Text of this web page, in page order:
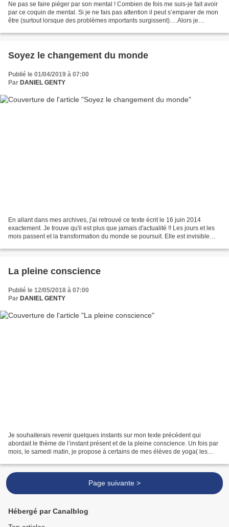
Ne pas se faire piéger par son mental ! Combien de fois me suis-je fait avoir
par ce coquin de mental. Si je ne fais pas attention il peut s’emparer de mon
être (surtout lorsque des problèmes importants surgissent)….Alors je
Soyez le changement du monde
Publié le 01/04/2019 à 07:00
Par DANIEL GENTY
En allant dans mes archives, j'ai retrouvé ce texte écrit le 16 juin 2014
exactement. Je trouve qu'il est plus que jamais d'actualité !! Les jours et les
mois passent et la transformation du monde se poursuit. Elle est invisible
La pleine conscience
Publié le 12/05/2018 à 07:00
Par DANIEL GENTY
Je souhaiterais revenir quelques instants sur mon texte précédent qui
abordait le thème de l’instant présent et de la pleine conscience. Un fois par
mois, le samedi matin, je propose à certains de mes élèves de yoga( les
Page suivante >
Hébergé par Canalblog